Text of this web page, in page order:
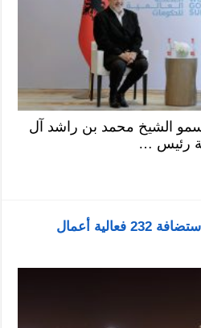
الشيخ محمد بن راشد آل
رئيس …